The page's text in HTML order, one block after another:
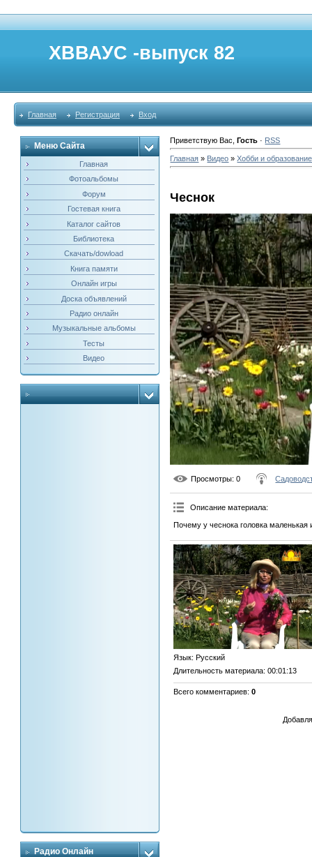
ХВВАУС -выпуск 82
Главная Регистрация Вход
Меню Сайта
Главная
Фотоальбомы
Форум
Гостевая книга
Каталог сайтов
Библиотека
Скачать/dowload
Книга памяти
Онлайн игры
Доска объявлений
Радио онлайн
Музыкальные альбомы
Тесты
Видео
Радио Онлайн
Приветствую Вас ,Гость · RSS
Главная » Видео »Хобби и образование
Чеснок
Просмотры: 0
Описание материала:
Почему у чеснока головка
Язык: Русский
Длительность материала: 00:01:13
Всего комментариев:0